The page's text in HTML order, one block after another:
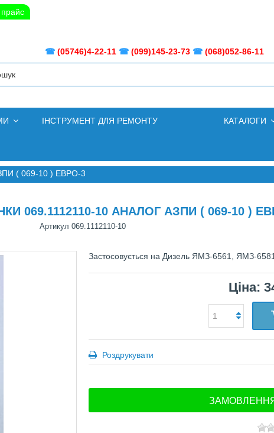
☎ (05746)4-22-11 ☎ (099)145-23-73 ☎ (068)052-86-11
ІНСТРУМЕНТ ДЛЯ РЕМОНТУ КАТАЛОГИ
( 069-10 ) ЕВРО-3
069.1112110-10 АНАЛОГ АЗПИ ( 069-10 )
Артикул 069.1112110-10
Застосовується нa Дизель ЯМЗ-6561, ЯМЗ-
Ціна:
Роздрукувати